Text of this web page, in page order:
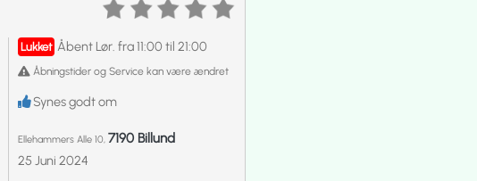
Lukket Åbent Lør. fra 11:00 til 21:00
Åbningstider og Service kan være ændret
Synes godt om
Ellehammers Alle 10, 7190 Billund
25 Juni 2024